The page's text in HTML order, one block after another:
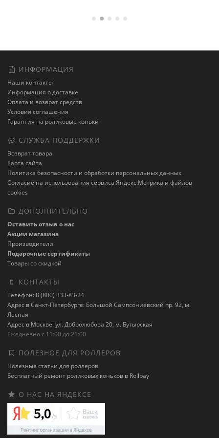
ИНФОРМАЦИЯ
Наши контакты
Информация о доставке
Оплата и возврат средств
Условия соглашения
Гарантия на роликовые коньки
СЛУЖБА ПОДДЕРЖКИ
Возврат товара
Карта сайта
Политика безопасности и обработки персональных данных
Cогласие на использования сервиса Яндекс.Метрика и файлов
cookies
ДОПОЛНИТЕЛЬНО
Оставить отзыв о нас
Акции магазина
Производители
Подарочные сертификаты
Товары со скидкой
КОНТАКТЫ
Телефон: 8 (800) 333-83-24
Адрес в Санкт-Петербурге: Большой Сампсониевский пр. 92, м.
Лесная
Адрес в Москве: ул. Добролюбова 20, м. Бутырская
Ежедневно с 11:00 до 21:00
ПОЛЕЗНОЕ ДЛЯ РОЛЛЕРОВ
Полезные статьи для роллеров
Бесплатный ремонт роликовых коньков в Rollbay
О НАС НА ЯНДЕКСЕ